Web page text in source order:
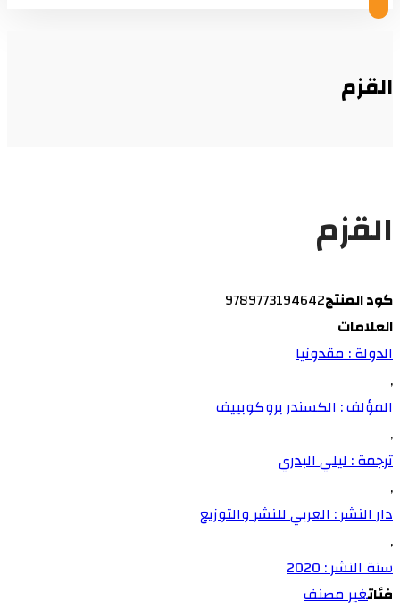
القزم
القزم
كود المنتج9789773194642
العلامات
الدولة : مقدونيا
,
المؤلف : الكسندر بروكوبييف
,
ترجمة : ليلي البدري
,
دار النشر : العربي للنشر والتوزيع
,
سنة النشر : 2020
فئاتغير مصنف